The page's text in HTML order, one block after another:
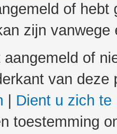
of
zijn
aangemeld of
van
Dient u zich te
toestemming